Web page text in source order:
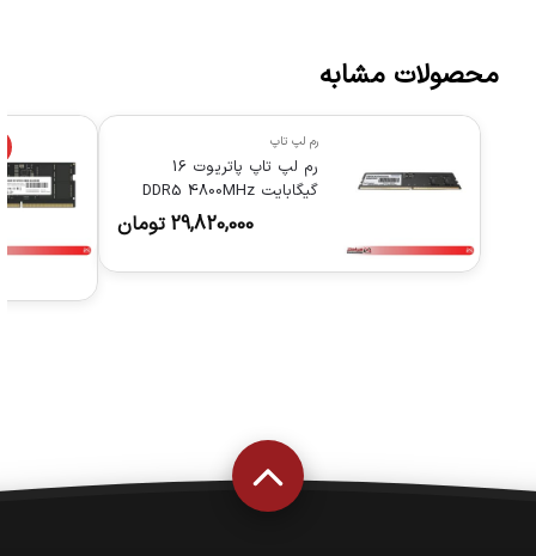
محصولات مشابه
رم لپ تاپ
رم لپ تاپ پاتریوت 16
گیگابایت DDR5 4800MHz
29,820,000 تومان